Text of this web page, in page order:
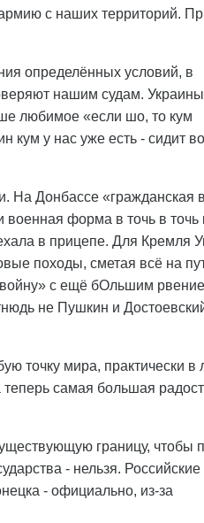
с наших территорий.
определённых условий, в
нашим судам.
любимое «если шо, то кум
кум у нас уже есть - сидит
На Донбассе «гражданская
военная форма в точь в точь
в прицепе. Для Кремля
походы, сметая всё на
войну» с ещё бОльшим
не Пушкин и
точку мира, практически в
самая большая
границу, чтобы
- нельзя. Российские
- официально, из-за